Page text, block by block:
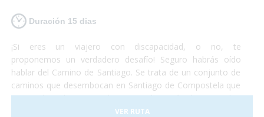
Duración 15 dias
¡Si eres un viajero con discapacidad, o no, te
proponemos un verdadero desafío! Seguro habrás oído
hablar del Camino de Santiago. Se trata de un conjunto de
caminos que desembocan en Santiago de Compostela que
vienen de todas partes de Europa, hay más de 80.000 km
señalizados. No deberás preocuparte por nada, sólo de
VER RUTA